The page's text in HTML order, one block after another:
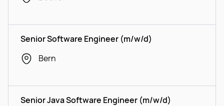
Senior Software Engineer (m/w/d)
Bern
Senior Java Software Engineer (m/w/d)